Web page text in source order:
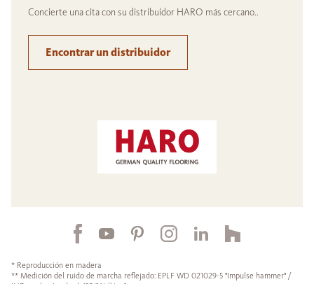
Concierte una cita con su distribuidor HARO más cercano..
Encontrar un distribuidor
* Reproducción en madera
** Medición del ruido de marcha reflejado: EPLF WD 021029-5 "Impulse hammer" /